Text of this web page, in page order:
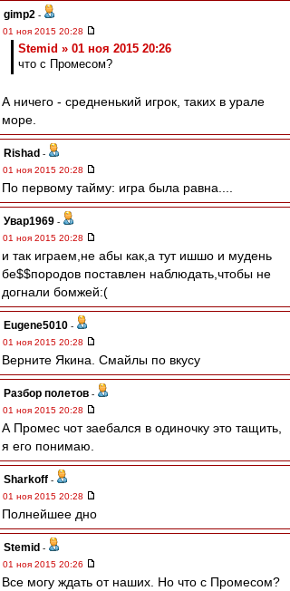
gimp2 -
01 ноя 2015 20:28
Stemid » 01 ноя 2015 20:26
что с Промесом?
А ничего - средненький игрок, таких в урале
море.
Rishad -
01 ноя 2015 20:28
По первому тайму: игра была равна....
Увар1969 -
01 ноя 2015 20:28
и так играем,не абы как,а тут ишшо и мудень
бе$$породов поставлен наблюдать,чтобы не
догнали бомжей:(
Eugene5010 -
01 ноя 2015 20:28
Верните Якина. Смайлы по вкусу
Разбор полетов -
01 ноя 2015 20:28
А Промес чот заебался в одиночку это тащить,
я его понимаю.
Sharkoff -
01 ноя 2015 20:28
Полнейшее дно
Stemid -
01 ноя 2015 20:26
Все могу ждать от наших. Но что с Промесом?